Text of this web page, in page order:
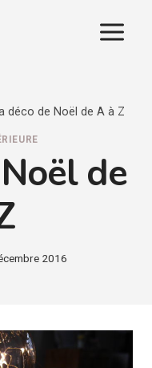
déco de Noël de A à Z
de
2016